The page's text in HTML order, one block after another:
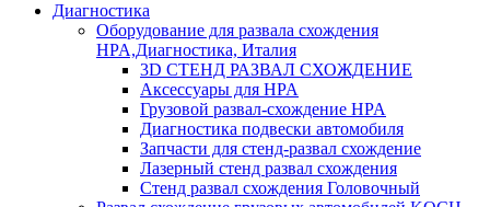
Диагностика
Оборудование для развала схождения
HPA,Диагностика, Италия
3D СТЕНД РАЗВАЛ СХОЖДЕНИЕ
Аксессуары для HPA
Грузовой развал-схождение HPA
Диагностика подвески автомобиля
Запчасти для стенд-развал схождение
Лазерный стенд развал схождения
Стенд развал схождения Головочный